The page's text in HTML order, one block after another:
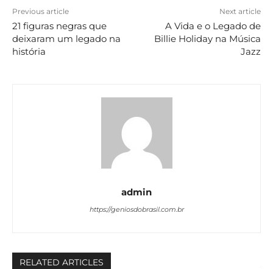
Previous article
21 figuras negras que
deixaram um legado na
história
Next article
A Vida e o Legado de
Billie Holiday na Música
Jazz
admin
https://geniosdobrasil.com.br
RELATED ARTICLES